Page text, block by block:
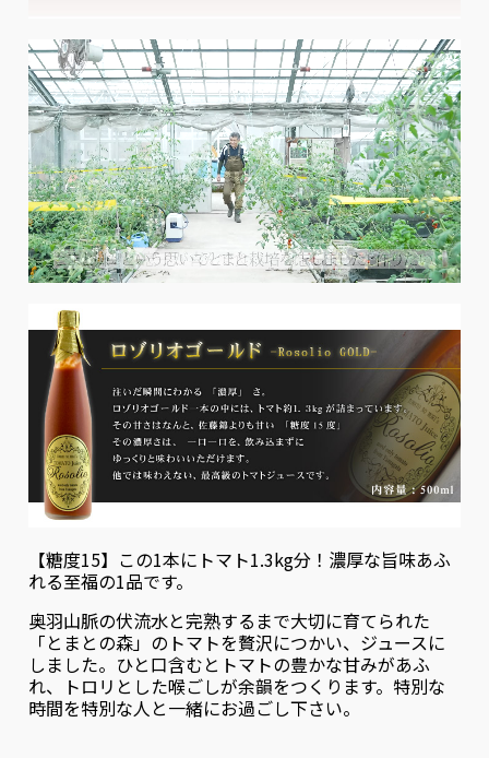
【糖度15】この1本にトマト1.3kg分！濃厚な旨味あふ
れる至福の1品です。
奥羽山脈の伏流水と完熟するまで大切に育てられた
「とまとの森」のトマトを贅沢につかい、ジュースに
しました。ひと口含むとトマトの豊かな甘みがあふ
れ、トロリとした喉ごしが余韻をつくります。特別な
時間を特別な人と一緒にお過ごし下さい。